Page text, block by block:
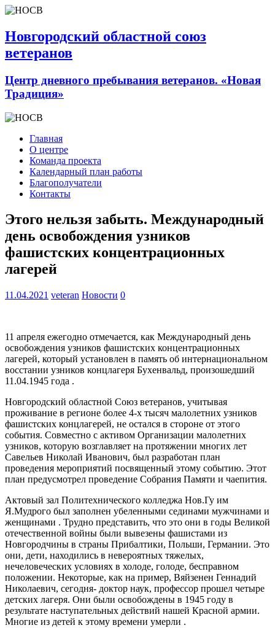
Новгородский областной союз
ветеранов
Центр дневного пребывания ветеранов. «Новая
Традиция»
Главная
О центре
Команда проекта
Календарный план работы
Благополучатели
Контакты
Этого нельзя забыть. Международный
день освобождения узников
фашистских концентрационных
лагерей
11.04.2021 veteran Новости 0
11 апреля ежегодно отмечается, как Международный день
освобождения узников фашистских концентрационных
лагерей, который установлен в память об интернациональном
восстании узников концлагеря Бухенвальд, произошедший
11.04.1945 года .
Новгородский областной Союз ветеранов, учитывая
проживание в регионе более 4-х тысяч малолетних узников
фашистских концлагерей, не остался в стороне от этого
события. Совместно с активом Организации малолетних
узников, которую возглавляет на протяжении многих лет
Савельев Николай Иванович, был разработан план
проведения мероприятий посвященный этому событию. Этот
план предусмотрел проведение Собрания Памяти и чаепития.
Актовый зал Политехнического колледжа Нов.Гу им
Я.Мудрого был заполнен убеленными сединами мужчинами и
женщинами . Трудно представить, что это они в годы Великой
отечественной войны были вывезены фашистами из
Новгородчины в страны Прибалтики, Польши, Германии. Это
они, дети, находились в невероятных тяжелых,
нечеловеческих условиях в холоде, голоде, бесправном
положении. Некоторые, как на пример, Вяйзенен Геннадий
Николаевич, сегодня- доктор наук, профессор прошел четыре
детских лагеря. Они были освобождены в 1945 году в
результате наступательных действий нашей Красной армии.
Многие из детей к этому времени умерли .